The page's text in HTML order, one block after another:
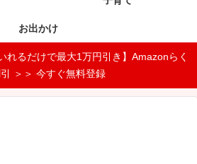
お出かけ
れるだけで最大1万円引き】Amazonらく
＞＞ 今すぐ無料登録